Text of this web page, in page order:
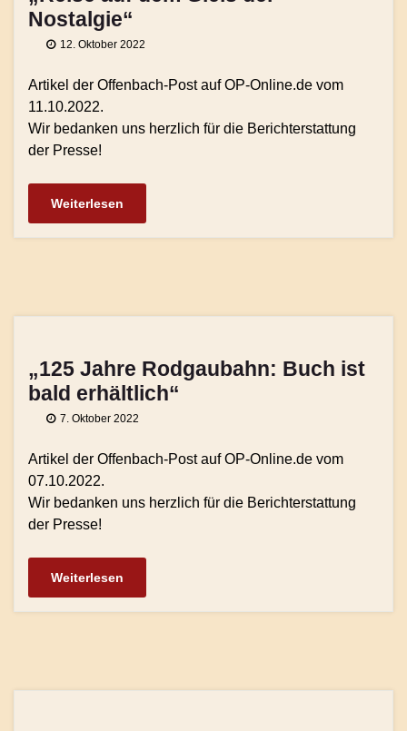
Nostalgie“
12. Oktober 2022
Artikel der Offenbach-Post auf OP-Online.de vom
11.10.2022.
Wir bedanken uns herzlich für die Berichterstattung
der Presse!
Weiterlesen
„125 Jahre Rodgaubahn: Buch ist
bald erhältlich“
7. Oktober 2022
Artikel der Offenbach-Post auf OP-Online.de vom
07.10.2022.
Wir bedanken uns herzlich für die Berichterstattung
der Presse!
Weiterlesen